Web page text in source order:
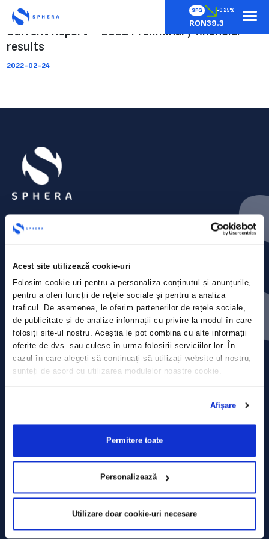
Acest site utilizează cookie-uri
Folosim cookie-uri pentru a personaliza conținutul și anunțurile,
pentru a oferi funcții de rețele sociale și pentru a analiza
traficul. De asemenea, le oferim partenerilor de rețele sociale,
de publicitate și de analize informații cu privire la modul în care
folosiți site-ul nostru. Aceștia le pot combina cu alte informații
oferite de dvs. sau culese în urma folosirii serviciilor lor. În
cazul în care alegeți să continuați să utilizați website-ul nostru,
sunteți de acord cu utilizarea modulelor noastre cookie.
Afişare
Permitere toate
Personalizează
Utilizare doar cookie-uri necesare
SFG -0.25%
RON39.3
Current Report – 2021 Preliminary financial
results
2022-02-24
Press releases
Privacy Policy